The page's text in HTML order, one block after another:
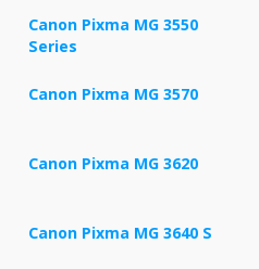
Canon Pixma MG 3550
Series
Canon Pixma MG 3570
Canon Pixma MG 3620
Canon Pixma MG 3640 S